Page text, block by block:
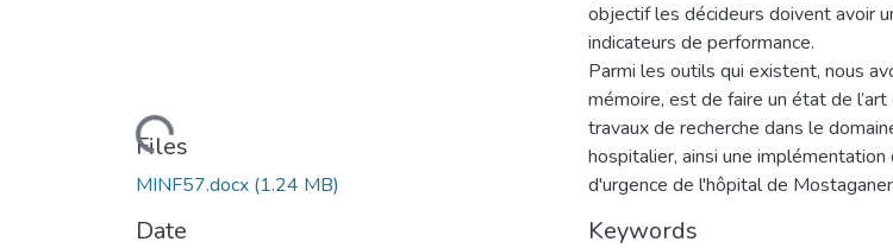
Loading...
Files
MINF57.docx (1.24 MB)
Date
objectif les décideurs doivent avoir
indicateurs de performance.
Parmi les outils qui existent, nous
mémoire, est de faire un état de
travaux de recherche dans le
hospitalier, ainsi une
d'urgence de l'hôpital de
Keywords